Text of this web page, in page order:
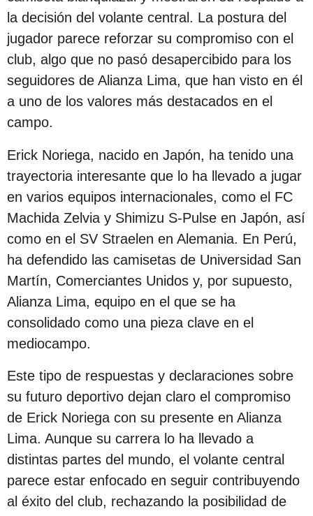
la decisión del volante central. La postura del
jugador parece reforzar su compromiso con el
club, algo que no pasó desapercibido para los
seguidores de Alianza Lima, que han visto en él
a uno de los valores más destacados en el
campo.
Erick Noriega, nacido en Japón, ha tenido una
trayectoria interesante que lo ha llevado a jugar
en varios equipos internacionales, como el FC
Machida Zelvia y Shimizu S-Pulse en Japón, así
como en el SV Straelen en Alemania. En Perú,
ha defendido las camisetas de Universidad San
Martín, Comerciantes Unidos y, por supuesto,
Alianza Lima, equipo en el que se ha
consolidado como una pieza clave en el
mediocampo.
Este tipo de respuestas y declaraciones sobre
su futuro deportivo dejan claro el compromiso
de Erick Noriega con su presente en Alianza
Lima. Aunque su carrera lo ha llevado a
distintas partes del mundo, el volante central
parece estar enfocado en seguir contribuyendo
al éxito del club, rechazando la posibilidad de